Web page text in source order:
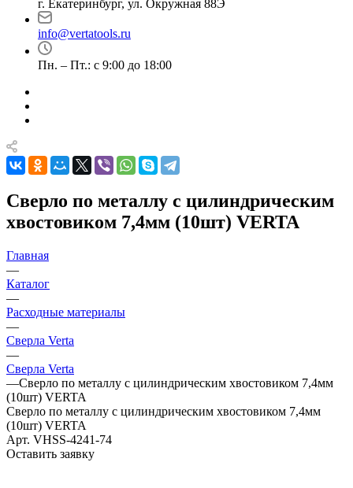
г. Екатеринбург, ул. Окружная 88Э
info@vertatools.ru
Пн. – Пт.: с 9:00 до 18:00
Сверло по металлу с цилиндрическим
хвостовиком 7,4мм (10шт) VERTA
Главная
—
Каталог
—
Расходные материалы
—
Сверла Verta
—
Сверла Verta
—Сверло по металлу с цилиндрическим хвостовиком 7,4мм
(10шт) VERTA
Сверло по металлу с цилиндрическим хвостовиком 7,4мм
(10шт) VERTA
Арт. VHSS-4241-74
Оставить заявку